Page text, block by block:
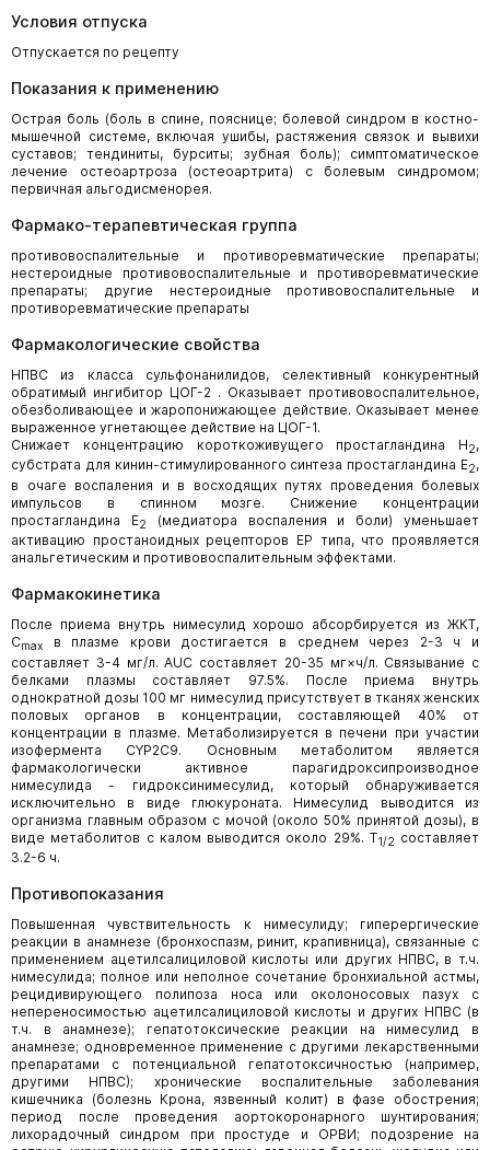
Условия отпуска
Отпускается по рецепту
Показания к применению
Острая боль (боль в спине, пояснице; болевой синдром в костно-
мышечной системе, включая ушибы, растяжения связок и вывихи
суставов; тендиниты, бурситы; зубная боль); симптоматическое
лечение остеоартроза (остеоартрита) с болевым синдромом;
первичная альгодисменорея.
Фармако-терапевтическая группа
противовоспалительные и противоревматические препараты;
нестероидные противовоспалительные и противоревматические
препараты; другие нестероидные противовоспалительные и
противоревматические препараты
Фармакологические свойства
НПВС из класса сульфонанилидов, селективный конкурентный
обратимый ингибитор ЦОГ-2 . Оказывает противовоспалительное,
обезболивающее и жаропонижающее действие. Оказывает менее
выраженное угнетающее действие на ЦОГ-1.
Снижает концентрацию короткоживущего простагландина Н2,
субстрата для кинин-стимулированного синтеза простагландина Е2,
в очаге воспаления и в восходящих путях проведения болевых
импульсов в спинном мозге. Снижение концентрации
простагландина Е2
(медиатора воспаления и боли) уменьшает
активацию простаноидных рецепторов ЕР типа, что проявляется
анальгетическим и противовоспалительным эффектами.
Фармакокинетика
После приема внутрь нимесулид хорошо абсорбируется из ЖКТ,
Cmax
в плазме крови достигается в среднем через 2-3 ч и
составляет 3-4 мг/л. AUC составляет 20-35 мг×ч/л. Связывание с
белками плазмы составляет 97.5%. После приема внутрь
однократной дозы 100 мг нимесулид присутствует в тканях женских
половых органов в концентрации, составляющей 40% от
концентрации в плазме. Метаболизируется в печени при участии
изофермента СYР2С9. Основным метаболитом является
фармакологически активное парагидроксипроизводное
нимесулида - гидроксинимесулид, который обнаруживается
исключительно в виде глюкуроната. Нимесулид выводится из
организма главным образом с мочой (около 50% принятой дозы), в
виде метаболитов с калом выводится около 29%. T1/2 составляет
3.2-6 ч.
Противопоказания
Повышенная чувствительность к нимесулиду; гиперергические
реакции в анамнезе (бронхоспазм, ринит, крапивница), связанные с
применением ацетилсалициловой кислоты или других НПВС, в т.ч.
нимесулида; полное или неполное сочетание бронхиальной астмы,
рецидивирующего полипоза носа или околоносовых пазух с
непереносимостью ацетилсалициловой кислоты и других НПВС (в
т.ч. в анамнезе); гепатотоксические реакции на нимесулид в
анамнезе; одновременное применение с другими лекарственными
препаратами с потенциальной гепатотоксичностью (например,
другими НПВС); хронические воспалительные заболевания
кишечника (болезнь Крона, язвенный колит) в фазе обострения;
период после проведения аортокоронарного шунтирования;
лихорадочный синдром при простуде и ОРВИ; подозрение на